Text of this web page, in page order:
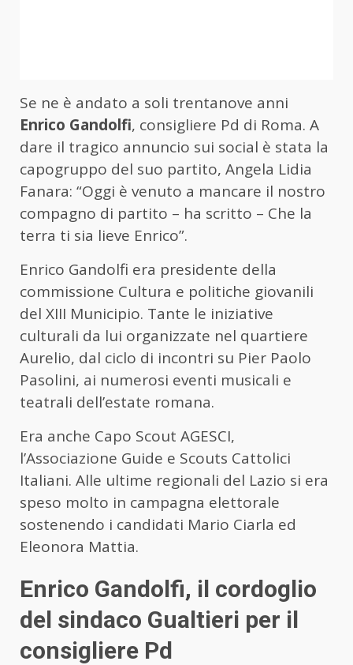
Se ne è andato a soli trentanove anni
Enrico Gandolfi, consigliere Pd di Roma. A
dare il tragico annuncio sui social è stata la
capogruppo del suo partito, Angela Lidia
Fanara: “Oggi è venuto a mancare il nostro
compagno di partito – ha scritto – Che la
terra ti sia lieve Enrico”.
Enrico Gandolfi era presidente della
commissione Cultura e politiche giovanili
del XIII Municipio. Tante le iniziative
culturali da lui organizzate nel quartiere
Aurelio, dal ciclo di incontri su Pier Paolo
Pasolini, ai numerosi eventi musicali e
teatrali dell’estate romana.
Era anche Capo Scout AGESCI,
l’Associazione Guide e Scouts Cattolici
Italiani. Alle ultime regionali del Lazio si era
speso molto in campagna elettorale
sostenendo i candidati Mario Ciarla ed
Eleonora Mattia.
Enrico Gandolfi, il cordoglio
del sindaco Gualtieri per il
consigliere Pd